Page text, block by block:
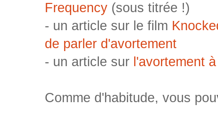
Frequency (sous titrée !)
- un article sur le film
de parler d'avortement
- un article sur l'avortement
Comme d'habitude, vous